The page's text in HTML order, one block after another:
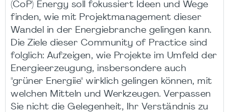
(CoP) Energy soll fokussiert Ideen und Wege
finden, wie mit Projektmanagement dieser
Wandel in der Energiebranche gelingen kann.
Die Ziele dieser Community of Practice sind
folglich: Aufzeigen, wie Projekte im Umfeld der
Energieerzeugung, insbersondere auch
"grüner Energiie" wirklich gelingen können, mit
welchen Mitteln und Werkzeugen. Verpassen
Sie nicht die Gelegenheit, Ihr Verständnis zu